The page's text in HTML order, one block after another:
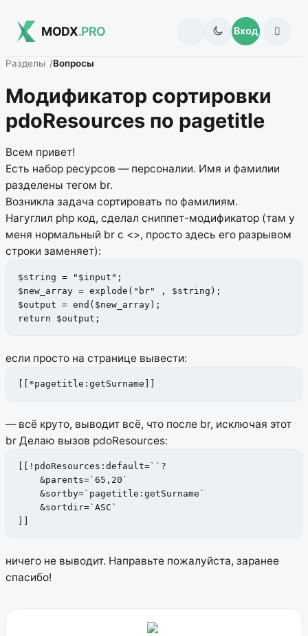
MODX.PRO Вход
Разделы Вопросы
Модификатор сортировки
pdoResources по pagetitle
Всем привет!
Есть набор ресурсов — персоналии. Имя и фамилии
разделены тегом br.
Возникла задача сортировать по фамилиям.
Нагуглил php код, сделал сниппет-модификатор (там у
меня нормальный br c <>, просто здесь его разрывом
строки заменяет):
$string = "$input";
$new_array = explode("br" , $string);
$output = end($new_array);
return $output;
если просто на странице вывести:
[[*pagetitle:getSurname]]
— всё круто, выводит всё, что после br, исключая этот
br Делаю вызов pdoResources:
[[!pdoResources:default=``?
    &parents=`65,20`
    &sortby=`pagetitle:getSurname`
    &sortdir=`ASC`
ничего не выводит. Направьте пожалуйста, заранее
спасибо!